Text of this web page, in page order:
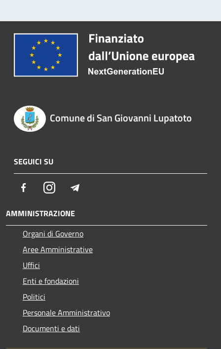
Comune di San Giovanni Lupatoto
SEGUICI SU
FacebookInstagram
AMMINISTRAZIONE
Organi di Governo
Aree Amministrative
Uffici
Enti e fondazioni
Politici
Personale Amministrativo
Documenti e dati